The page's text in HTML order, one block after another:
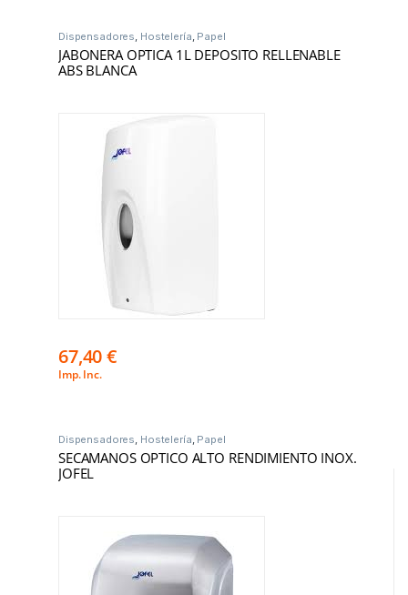
Dispensadores, Hostelería, Papel
JABONERA OPTICA 1L DEPOSITO RELLENABLE
ABS BLANCA
67,40€
Imp. Inc.
Dispensadores Hostelería Papel
SECAMANOS OPTICO ALTO RENDIMIENTO INOX.
JOFEL